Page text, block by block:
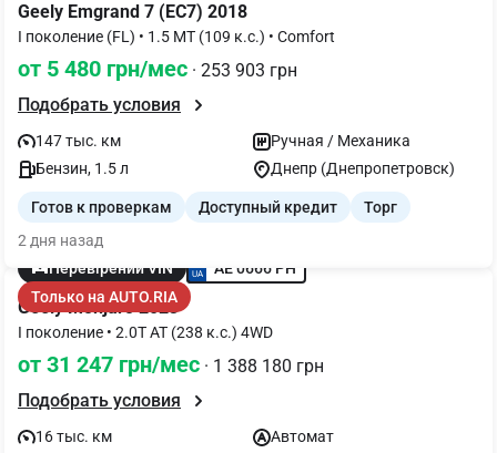
Geely Emgrand 7 (EC7) 2018
I поколение (FL) • 1.5 MT (109 к.с.) • Comfort
от 5 480 грн/мес · 253 903 грн
Подобрать условия
147 тыс. км
Ручная / Механика
Бензин, 1.5 л
Днепр (Днепропетровск)
Готов к проверкам Доступный кредит
Торг
2 дня назад
Перевірений VIN
AE 0666 PH
Только на AUTO.RIA
Geely Monjaro 2023
I поколение • 2.0T AT (238 к.с.) 4WD
от 31 247 грн/мес · 1 388 180 грн
Подобрать условия
16 тыс. км
Автомат